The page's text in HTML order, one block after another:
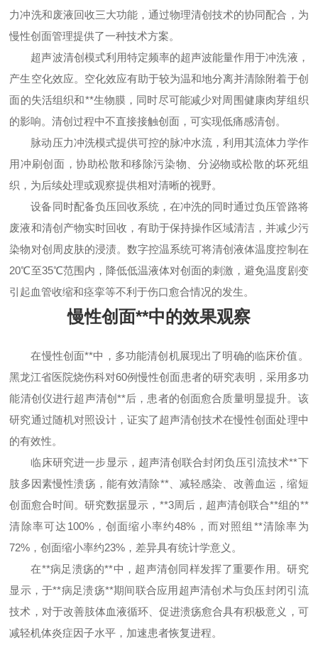
力冲洗和废液回收三大功能，通过物理清创技术的协同配合，为
慢性创面管理提供了一种技术方案。
超声波清创模式利用特定频率的超声波能量作用于冲洗液，
产生空化效应。空化效应有助于较为温和地分离并清除附着于创
面的失活组织和**生物膜，同时尽可能减少对周围健康肉芽组织
的影响。清创过程中不直接接触创面，可实现低痛感清创。
脉动压力冲洗模式提供可控的脉冲水流，利用其流体力学作
用冲刷创面，协助松散和移除污染物、分泌物或松散的坏死组
织，为后续处理或观察提供相对清晰的视野。
设备同时配备负压回收系统，在冲洗的同时通过负压管路将
废液和清创产物实时回收，有助于保持操作区域清洁，并减少污
染物对创周皮肤的浸渍。数字控温系统可将清创液体温度控制在
20℃至35℃范围内，降低低温液体对创面的刺激，避免温度剧变
引起血管收缩和痉挛等不利于伤口愈合情况的发生。
慢性创面**中的效果观察
在慢性创面**中，多功能清创机展现出了明确的临床价值。
黑龙江省医院烧伤科对60例慢性创面患者的研究表明，采用多功
能清创仪进行超声清创**后，患者的创面愈合质量明显提升。该
研究通过随机对照设计，证实了超声清创技术在慢性创面处理中
的有效性。
临床研究进一步显示，超声清创联合封闭负压引流技术**下
肢多因素慢性溃疡，能有效清除**、减轻感染、改善血运，缩短
创面愈合时间。研究数据显示，**3周后，超声清创联合**组的**
清除率可达100%，创面缩小率约48%，而对照组**清除率为
72%，创面缩小率约23%，差异具有统计学意义。
在**病足溃疡的**中，超声清创同样发挥了重要作用。研究
显示，于**病足溃疡**期间联合应用超声清创术与负压封闭引流
技术，对于改善肢体血液循环、促进溃疡愈合具有积极意义，可
减轻机体炎症因子水平，加速患者恢复进程。